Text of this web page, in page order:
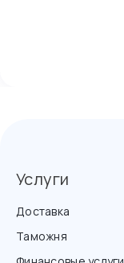
Услуги
Доставка
Таможня